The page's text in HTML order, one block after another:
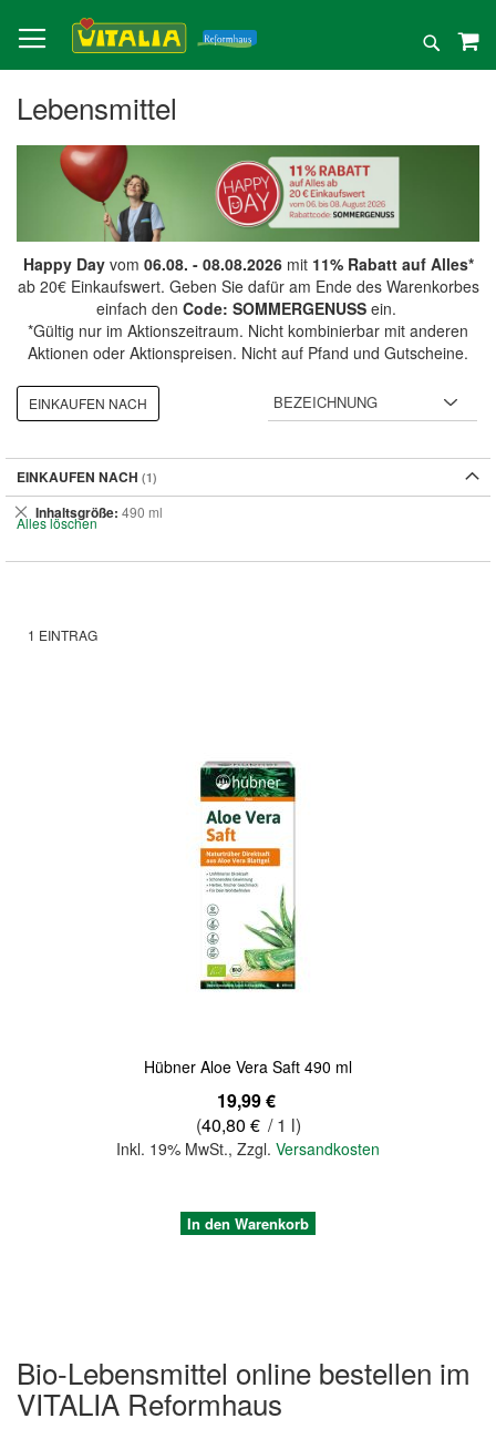
zum
Inhalt
Suche
Lebensmittel
Happy Dayvom 06.08. - 08.08.2026mit 11% Rabatt auf Alles*
ab 20€ Einkaufswert. Geben Sie dafür am Ende des Warenkorbes
einfach den Code: SOMMERGENUSSein.
*Gültig nur im Aktionszeitraum. Nicht kombinierbar mit anderen
Aktionen oder Aktionspreisen. Nicht auf Pfand und Gutscheine.
1 EINTRAG
Hübner Aloe Vera Saft 490 ml
19,99 €
(40,80 € / 1 l)
Inkl. 19% MwSt., Zzgl. Versandkosten
In den Warenkorb
Bio-Lebensmittel online bestellen im
VITALIA Reformhaus
EINKAUFEN NACH
EINKAUFEN NACH
Inhaltsgröße 490 ml
Dies
entfernen
Alles löschen